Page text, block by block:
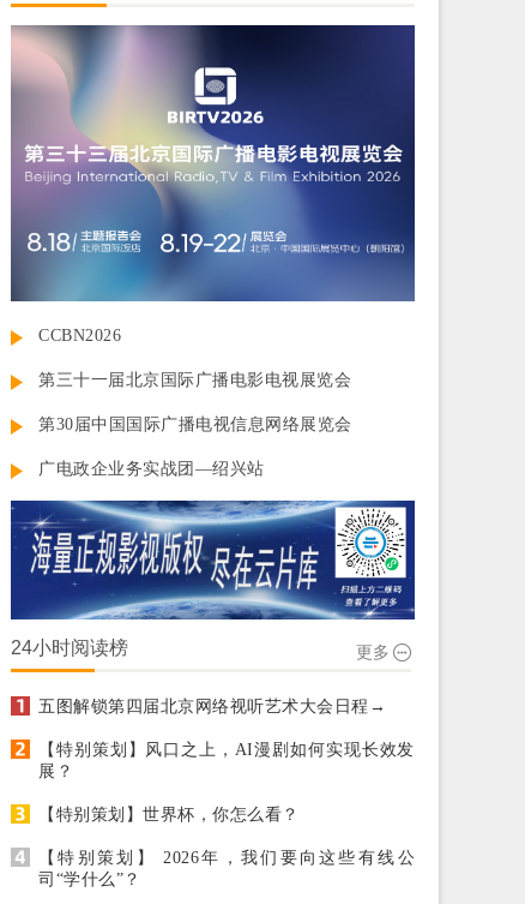
CCBN2026
第三十一届北京国际广播电影电视展览会
第30届中国国际广播电视信息网络展览会
广电政企业务实战团—绍兴站
24小时阅读榜 更多
五图解锁第四届北京网络视听艺术大会日程→
【特别策划】风口之上，AI漫剧如何实现长效发
展？
【特别策划】世界杯，你怎么看？
【特别策划】 2026年，我们要向这些有线公
司“学什么”？